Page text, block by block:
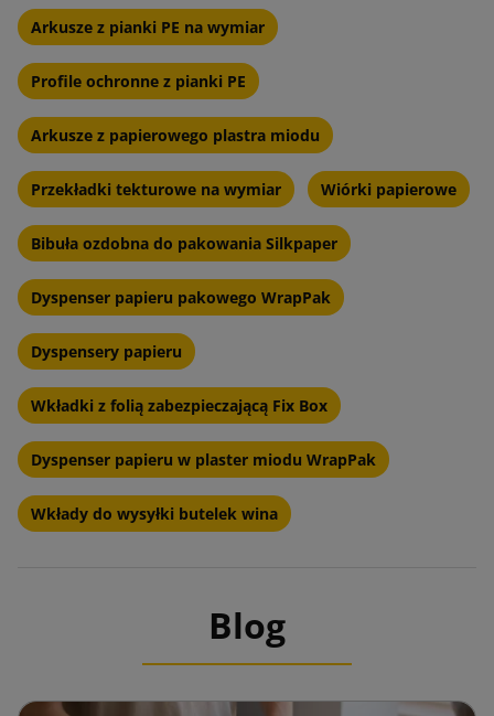
Uniwersalność zastosowań:
Dzięki zróżnicowanej ofercie, nasze narożniki znajdą
zastosowanie w ochronie mebli, sprzętu RTV i AGD, dzieł
sztuki oraz innych wrażliwych przedmiotów, które wymagają
Ekologiczne Rozwiązania:
naturze, które po zakończeniu swojego życia użytkowego
mogą być poddane recyklingowi.
Ergonomiczne Projektowanie:
intuicyjna i nie wymagała stosowania dodatkowych narzędzi,
co znacząco skraca czas przygotowania przesyłek.
przyczyniają się do obniżenia kosztów transportu i
magazynowania, jednocześnie zapewniając niezawodną
Arkusze z pianki PE na wymiar
Profile ochronne z pianki PE
Arkusze z papierowego plastra miodu
Przekładki tekturowe na wymiar Wiórki papierowe
Bibuła ozdobna do pakowania Silkpaper
Dyspenser papieru pakowego WrapPak
Dyspensery papieru
Wkładki z folią zabezpieczającą Fix Box
Dyspenser papieru w plaster miodu WrapPak
Wkłady do wysyłki butelek wina
Blog